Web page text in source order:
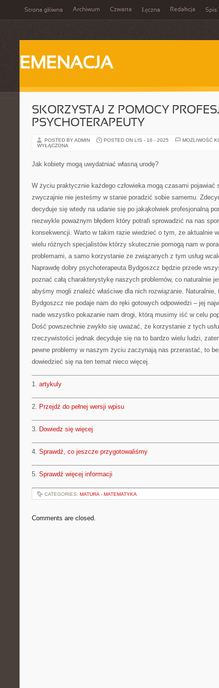
Strona główna Archiwum Czwarta Łęczna Redakcja Spis
EMENACJA
SKORZYSTAJ Z POMOCY
PSYCHOTERAPEUTY
POSTED BY ADMIN POSTED ON LIS - 16 - 2025
MOŻLIWOŚĆ
WYŁĄCZONA
Jak kobiety mogą uwydatniać własną urodę?
W życiu praktycznie każdego człowieka mogą czasami
zwyczajnie nie jesteśmy w stanie poradzić sobie samemu.
decyduje się wtedy na udanie się po jakąkolwiek profesjonalną
niezwykle poważnym błędem który potrafi sprowadzić na nas
konsekwencji. Warto w takim razie wiedzieć o tym, że aktualnie
wielu różnych specjalistów którzy skutecznie pomogą nam w
problemami, a samo korzystanie ze związanych z tym usług
Naprawdę dobry psychoterapeuta Bydgoszcz będzie przede
poznać całą charakterystykę naszych problemów, co naturalnie
abyśmy mogli znaleźć właściwe dla nich rozwiązanie. Naturalnie,
Bydgoszcz nie podaje nam do ręki gotowych odpowiedzi – jej
nade wszystko pokazanie nam drogi, którą musimy iść w celu
Dość powszechnie zwykło się uważać, że korzystanie z tych
rzeczywistości jednak decyduje się na to bardzo wielu ludzi,
pewne problemy w naszym życiu zaczynają nas przerastać, to
dowiedzieć się na ten temat nieco więcej.
1. artykuly
2. Przejdź do pełnej wersji wpisu
3. Dowiedz się więcej
4. Sprawdź, co jeszcze przygotowaliśmy
5. Sprawdź więcej informacji
CATEGORIES: MATURA - MATEMATYKA
Comments are closed.